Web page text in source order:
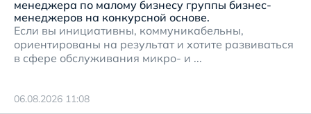
менеджера по малому бизнесу группы бизнес-
менеджеров на конкурсной основе.
Если вы инициативны, коммуникабельны,
ориентированы на результат и хотите развиваться
в сфере обслуживания микро- и ...
06.08.2026 11:08